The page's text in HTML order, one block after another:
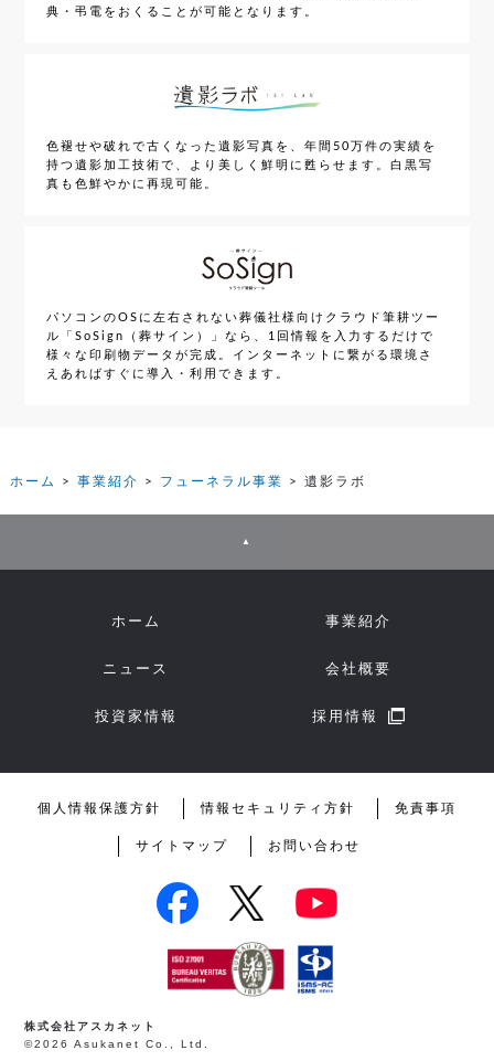
典・弔電をおくることが可能となります。
色褪せや破れで古くなった遺影写真を、年間 50万件の実績を
持つ遺影加工技術で、より美しく鮮明に甦らせます。白黒写
真も色鮮やかに再現可能。
パソコンのOSに左右されない葬儀社様向けクラウド筆耕ツー
ル「SoSign（葬サイン）」なら、1回情報を入力するだけで
様々な印刷物データが完成。インターネットに繋がる環境さ
えあればすぐに導入・利用できます。
ホーム 事業紹介 フューネラル事業 遺影ラボ
▲
ホーム 事業紹介
ニュース 会社概要
投資家情報 採用情報
個人情報保護方針 情報セキュリティ方針 免責事項
サイトマップ お問い合わせ
株式会社アスカネット
©2026 Asukanet Co., Ltd.